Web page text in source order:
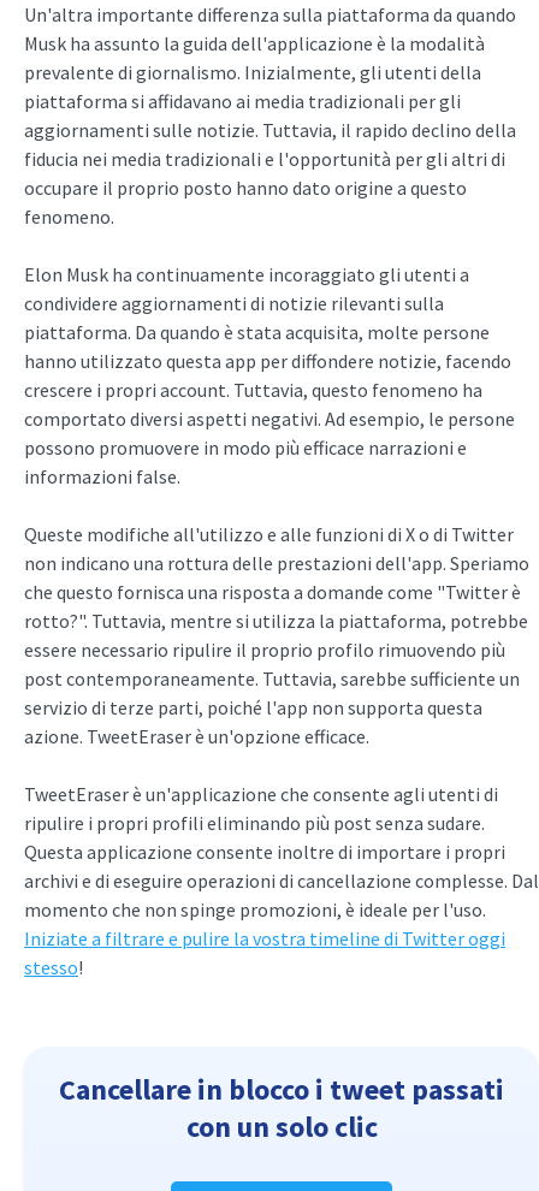
Un'altra importante differenza sulla piattaforma da quando
Musk ha assunto la guida dell'applicazione è la modalità
prevalente di giornalismo. Inizialmente, gli utenti della
piattaforma si affidavano ai media tradizionali per gli
aggiornamenti sulle notizie. Tuttavia, il rapido declino della
fiducia nei media tradizionali e l'opportunità per gli altri di
occupare il proprio posto hanno dato origine a questo
fenomeno.
Elon Musk ha continuamente incoraggiato gli utenti a
condividere aggiornamenti di notizie rilevanti sulla
piattaforma. Da quando è stata acquisita, molte persone
hanno utilizzato questa app per diffondere notizie, facendo
crescere i propri account. Tuttavia, questo fenomeno ha
comportato diversi aspetti negativi. Ad esempio, le persone
possono promuovere in modo più efficace narrazioni e
informazioni false.
Queste modifiche all'utilizzo e alle funzioni di X o di Twitter
non indicano una rottura delle prestazioni dell'app. Speriamo
che questo fornisca una risposta a domande come "Twitter è
rotto?". Tuttavia, mentre si utilizza la piattaforma, potrebbe
essere necessario ripulire il proprio profilo rimuovendo più
post contemporaneamente. Tuttavia, sarebbe sufficiente un
servizio di terze parti, poiché l'app non supporta questa
azione. TweetEraser è un'opzione efficace.
TweetEraser è un'applicazione che consente agli utenti di
ripulire i propri profili eliminando più post senza sudare.
Questa applicazione consente inoltre di importare i propri
archivi e di eseguire operazioni di cancellazione complesse. Dal
momento che non spinge promozioni, è ideale per l'uso.
Iniziate a filtrare e pulire la vostra timeline di Twitter oggi
stesso!
Cancellare in blocco i tweet passati
con un solo clic